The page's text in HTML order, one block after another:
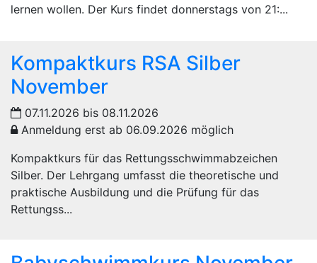
lernen wollen. Der Kurs findet donnerstags von 21:...
Kompaktkurs RSA Silber
November
07.11.2026 bis 08.11.2026
Anmeldung erst ab 06.09.2026 möglich
Kompaktkurs für das Rettungsschwimmabzeichen
Silber. Der Lehrgang umfasst die theoretische und
praktische Ausbildung und die Prüfung für das
Rettungss...